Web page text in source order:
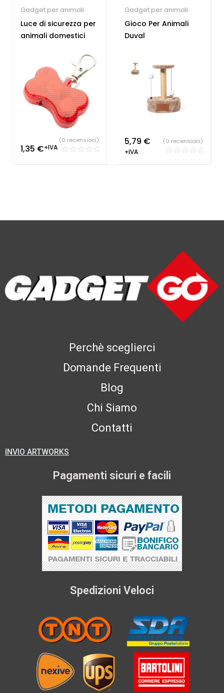
Gadget per animali
Luce di sicurezza per
animali domestici
1,35 €+IVA
(0 recensioni)
Gadget per animali
Gioco Per Animali
Duval
5,79 €
+IVA
(0 recensioni)
Perchè sceglierci
Domande Frequenti
Blog
Chi Siamo
Contatti
INVIO ARTWORKS
Pagamenti sicuri e facili
Spedizioni Veloci